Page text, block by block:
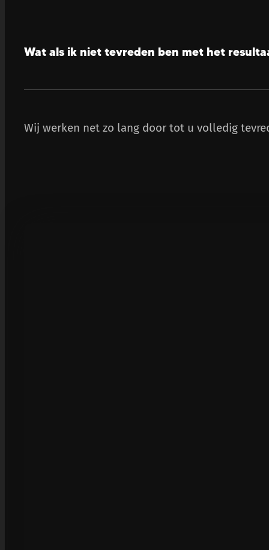
Wat als ik niet tevreden ben met het
Wij werken net zo lang door tot u volledig